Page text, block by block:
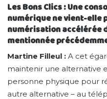
Les Bons Clics : Une
numérique ne vient-elle
numérisation accélérée
mentionnée
Martine Filleul : A cet
maintenir une alternative
personne physique pour
autre alternative – au